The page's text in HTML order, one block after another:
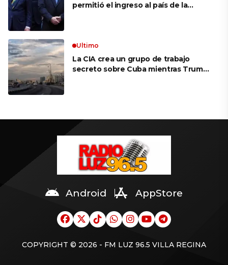
permitió el ingreso al país de la
Ultimo
La CIA crea un grupo de trabajo
secreto sobre Cuba mientras Trump
Android AppStore
COPYRIGHT © 2026 - FM LUZ 96.5 VILLA REGINA